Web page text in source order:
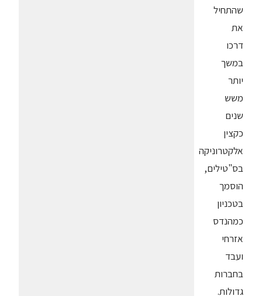
שהתחיל
את
דרכו
במשך
יותר
משש
שנים
כקצין
אלקטרוניקה
בס"טילים,
הוסמך
בטכניון
כמהנדס
אזרחי
ועבד
בחברות
גדולות.